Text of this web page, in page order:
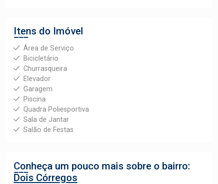
Itens do Imóvel
Área de Serviço
Bicicletário
Churrasqueira
Elevador
Garagem
Piscina
Quadra Poliesportiva
Sala de Jantar
Salão de Festas
Conheça um pouco mais sobre o bairro:
Dois Córregos